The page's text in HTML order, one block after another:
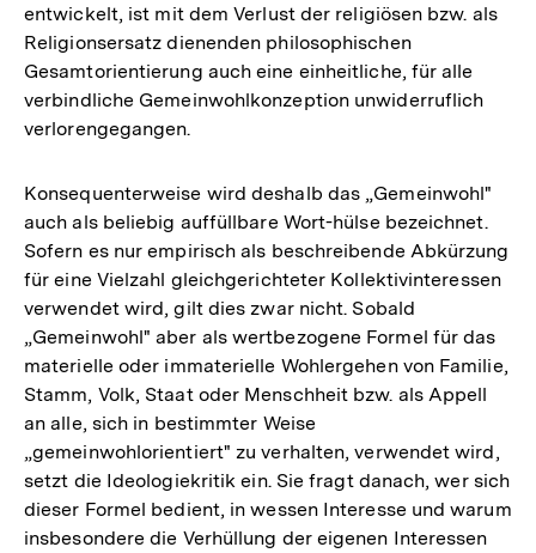
entwickelt, ist mit dem Verlust der religiösen bzw. als
Religionsersatz dienenden philosophischen
Gesamtorientierung auch eine einheitliche, für alle
verbindliche Gemeinwohlkonzeption unwiderruflich
verlorengegangen.
Konsequenterweise wird deshalb das „Gemeinwohl"
auch als beliebig auffüllbare Wort-hülse bezeichnet.
Sofern es nur empirisch als beschreibende Abkürzung
für eine Vielzahl gleichgerichteter Kollektivinteressen
verwendet wird, gilt dies zwar nicht. Sobald
„Gemeinwohl" aber als wertbezogene Formel für das
materielle oder immaterielle Wohlergehen von Familie,
Stamm, Volk, Staat oder Menschheit bzw. als Appell
an alle, sich in bestimmter Weise
„gemeinwohlorientiert" zu verhalten, verwendet wird,
setzt die Ideologiekritik ein. Sie fragt danach, wer sich
dieser Formel bedient, in wessen Interesse und warum
insbesondere die Verhüllung der eigenen Interessen